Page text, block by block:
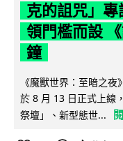
克的詛咒」
領門檻而設
鐘
《魔獸世界：至暗之
於 8 月 13 日正式上線
祭壇」、新型態世...